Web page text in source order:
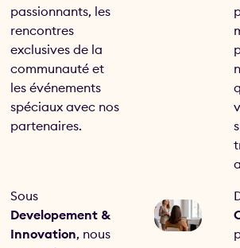
passionnants, les
rencontres
exclusives de la
communauté et
les événements
spéciaux avec nos
partenaires.
Sous
Developement &
Innovation, nous